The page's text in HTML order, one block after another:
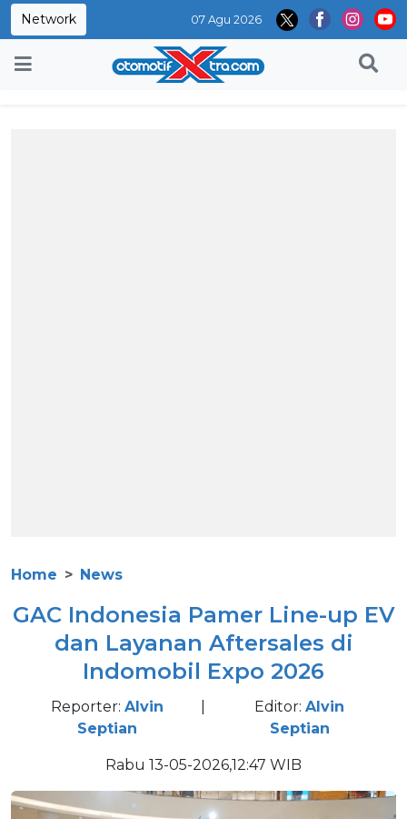
Network 07 Agu 2026
Home News
GAC Indonesia Pamer Line-up EV
dan Layanan Aftersales di
Indomobil Expo 2026
Reporter: Alvin
Septian
Editor:Alvin
Septian
Rabu 13-05-2026,12:47 WIB